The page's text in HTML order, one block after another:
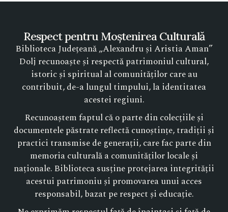
Respect pentru Moștenirea Culturală
Biblioteca Județeană „Alexandru și Aristia Aman”
Dolj recunoaște și respectă patrimoniul cultural,
istoric și spiritual al comunităților care au
contribuit, de-a lungul timpului, la identitatea
acestei regiuni.
Recunoaștem faptul că o parte din colecțiile și
documentele păstrate reflectă cunoștințe, tradiții și
practici transmise de generații, care fac parte din
memoria culturală a comunităților locale și
naționale. Biblioteca susține protejarea integrității
acestui patrimoniu și promovarea unui acces
responsabil, bazat pe respect și educație.